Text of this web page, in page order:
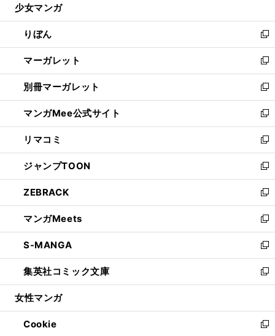
開
く
ウ
で
開
く
ン
ド
ウ
で
開
く
ウ
ィ
ン
ド
ウ
で
開
く
少女マンガ
りぼん
新
し
い
ウ
ィ
ン
ド
ウ
で
開
く
マーガレット
新
し
い
ウ
ィ
ン
ド
ウ
で
開
く
別冊マーガレット
新
し
い
ウ
ィ
ン
ド
ウ
で
開
く
マンガMee公式サイト
新
し
い
ウ
ィ
ン
ド
ウ
で
開
く
リマコミ
新
し
い
ウ
ィ
ン
ド
ウ
で
開
く
ジャンプTOON
新
し
い
ウ
ィ
ン
ド
ウ
で
開
ZEBRACK
新
し
い
ウ
ィ
ン
ド
ウ
開
く
マンガMeets
新
し
い
ウ
ィ
ン
ウ
で
S-MANGA
新
し
い
ウ
ン
ド
集英社コミック文庫
新
し
ウ
ィ
女性マンガ
Cookie
新